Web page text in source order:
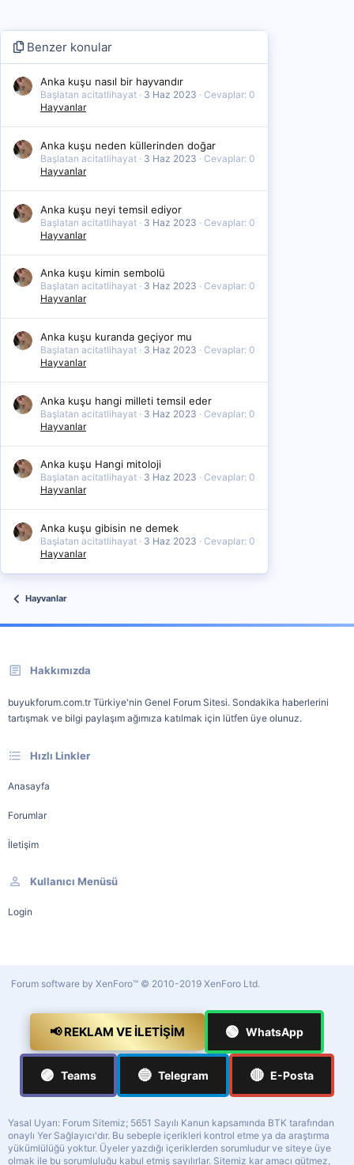
Benzer konular
Anka kuşu nasıl bir hayvandır
Başlatan acitatlihayat 3 Haz 2023
Cevaplar: 0
Hayvanlar
Anka kuşu neden küllerinden doğar
Başlatan acitatlihayat 3 Haz 2023
Cevaplar: 0
Hayvanlar
Anka kuşu neyi temsil ediyor
Başlatan acitatlihayat 3 Haz 2023
Cevaplar: 0
Hayvanlar
Anka kuşu kimin sembolü
Başlatan acitatlihayat 3 Haz 2023
Cevaplar: 0
Hayvanlar
Anka kuşu kuranda geçiyor mu
Başlatan acitatlihayat 3 Haz 2023
Cevaplar: 0
Hayvanlar
Anka kuşu hangi milleti temsil eder
Başlatan acitatlihayat 3 Haz 2023
Cevaplar: 0
Hayvanlar
Anka kuşu Hangi mitoloji
Başlatan acitatlihayat 3 Haz 2023
Cevaplar: 0
Hayvanlar
Anka kuşu gibisin ne demek
Başlatan acitatlihayat 3 Haz 2023
Cevaplar: 0
Hayvanlar
Hayvanlar
Hakkımızda
buyukforum.com.tr Türkiye'nin Genel Forum Sitesi. Sondakika haberlerini
tartışmak ve bilgi paylaşım ağımıza katılmak için lütfen üye olunuz.
Hızlı Linkler
Anasayfa
Forumlar
İletişim
Kullanıcı Menüsü
Login
Forum software by XenForo™ © 2010-2019 XenForo Ltd.
📢 REKLAM VE İLETIŞIM 🟢 WhatsApp
🟣 Teams 🔵 Telegram 🔴 E-Posta
Yasal Uyarı: Forum Sitemiz; 5651 Sayılı Kanun kapsamında BTK tarafından
onaylı Yer Sağlayıcı'dır. Bu sebeple içerikleri kontrol etme ya da araştırma
yükümlülüğü yoktur. Üyeler yazdığı içeriklerden sorumludur ve siteye üye
olmak ile bu sorumluluğu kabul etmiş sayılırlar. Sitemiz kar amacı gütmez,